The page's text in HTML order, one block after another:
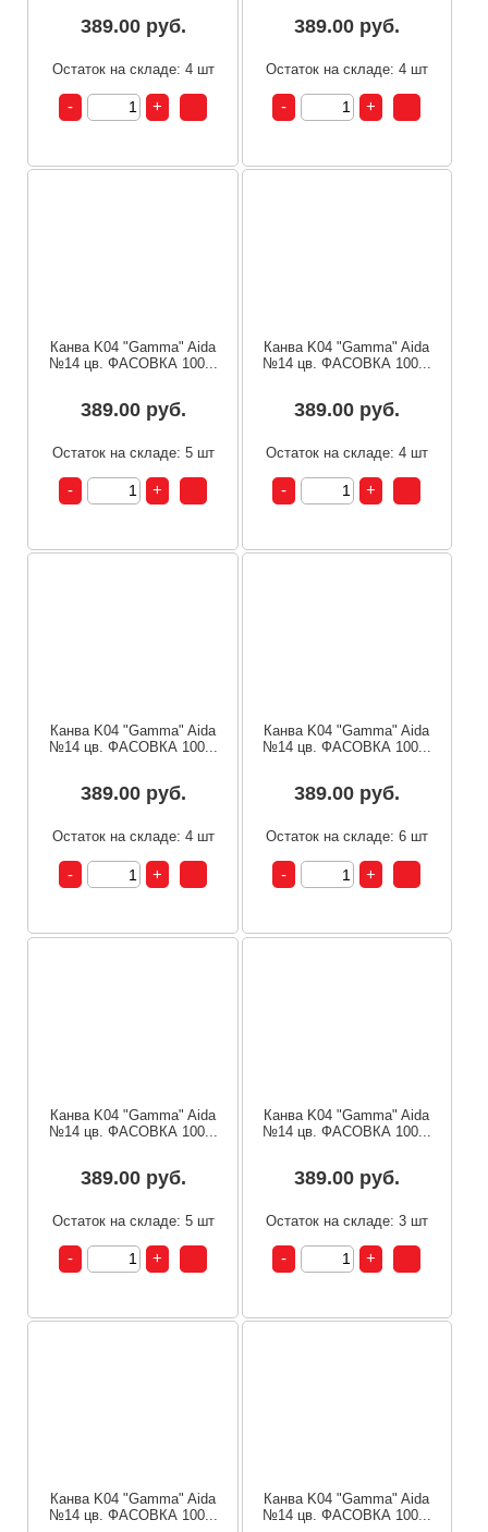
389.00 руб.
Остаток на складе: 4 шт
389.00 руб.
Остаток на складе: 4 шт
Канва K04 "Gamma" Aida
№14 цв. ФАСОВКА 100...
389.00 руб.
Остаток на складе: 5 шт
Канва K04 "Gamma" Aida
№14 цв. ФАСОВКА 100...
389.00 руб.
Остаток на складе: 4 шт
Канва K04 "Gamma" Aida
№14 цв. ФАСОВКА 100...
389.00 руб.
Остаток на складе: 4 шт
Канва K04 "Gamma" Aida
№14 цв. ФАСОВКА 100...
389.00 руб.
Остаток на складе: 6 шт
Канва K04 "Gamma" Aida
№14 цв. ФАСОВКА 100...
389.00 руб.
Остаток на складе: 5 шт
Канва K04 "Gamma" Aida
№14 цв. ФАСОВКА 100...
389.00 руб.
Остаток на складе: 3 шт
Канва K04 "Gamma" Aida
№14 цв. ФАСОВКА 100...
Канва K04 "Gamma" Aida
№14 цв. ФАСОВКА 100...